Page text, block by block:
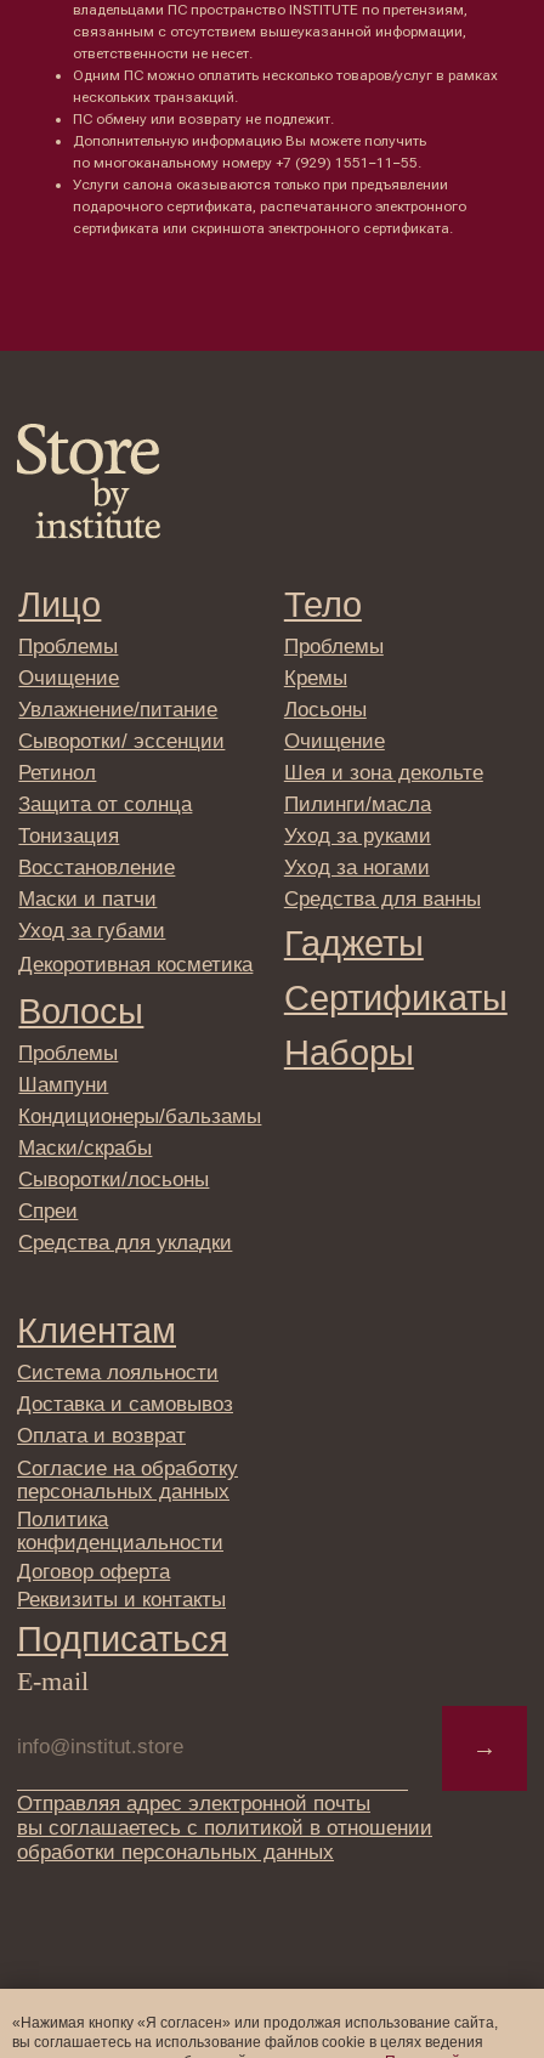
владельцами ПС пространство INSTITUTE по претензиям,
связанным с отсутствием вышеуказанной информации,
ответственности не несет.
Одним ПС можно оплатить несколько товаров/услуг в рамках
нескольких транзакций.
ПС обмену или возврату не подлежит.
Дополнительную информацию Вы можете получить
по многоканальному номеру +7 (929) 1551−11−55.
Услуги салона оказываются только при предъявлении
подарочного сертификата, распечатанного электронного
сертификата или скриншота электронного сертификата.
Гаджеты
Сертификаты
Наборы
Доставка и самовывоз
Политика
конфиденциальности
Договор оферта
Реквизиты и контакты
Подписаться
E-mail
вы соглашаетесь с политикой в отношении
обработки персональных данных
Уход за губами
Декоротивная косметика
Волосы
Проблемы
Шампуни
Кондиционеры/бальзамы
Маски/скрабы
Сыворотки/лосьоны
Средства для укладки
«Нажимая кнопку «Я согласен» или продолжая использование сайта,
вы соглашаетесь на использование файлов cookie в целях ведения